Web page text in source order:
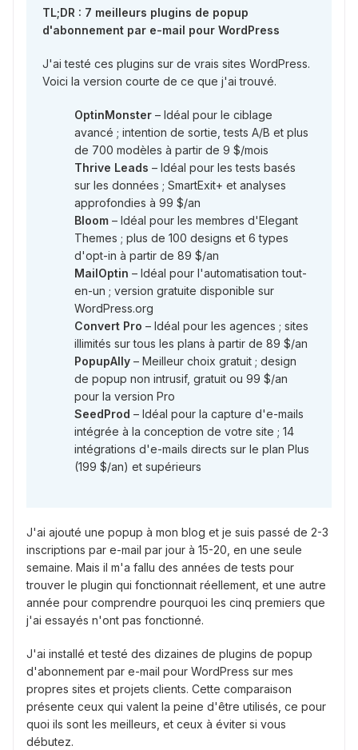
TL;DR : 7 meilleurs plugins de popup
d'abonnement par e-mail pour WordPress
J'ai testé ces plugins sur de vrais sites WordPress.
Voici la version courte de ce que j'ai trouvé.
OptinMonster – Idéal pour le ciblage
avancé ; intention de sortie, tests A/B et plus
de 700 modèles à partir de 9 $/mois
Thrive Leads – Idéal pour les tests basés
sur les données ; SmartExit+ et analyses
approfondies à 99 $/an
Bloom – Idéal pour les membres d'Elegant
Themes ; plus de 100 designs et 6 types
d'opt-in à partir de 89 $/an
MailOptin – Idéal pour l'automatisation tout-
en-un ; version gratuite disponible sur
WordPress.org
Convert Pro – Idéal pour les agences ; sites
illimités sur tous les plans à partir de 89 $/an
PopupAlly – Meilleur choix gratuit ; design
de popup non intrusif, gratuit ou 99 $/an
pour la version Pro
SeedProd – Idéal pour la capture d'e-mails
intégrée à la conception de votre site ; 14
intégrations d'e-mails directs sur le plan Plus
(199 $/an) et supérieurs
J'ai ajouté une popup à mon blog et je suis passé de 2-3
inscriptions par e-mail par jour à 15-20, en une seule
semaine. Mais il m'a fallu des années de tests pour
trouver le plugin qui fonctionnait réellement, et une autre
année pour comprendre pourquoi les cinq premiers que
j'ai essayés n'ont pas fonctionné.
J'ai installé et testé des dizaines de plugins de popup
d'abonnement par e-mail pour WordPress sur mes
propres sites et projets clients. Cette comparaison
présente ceux qui valent la peine d'être utilisés, ce pour
quoi ils sont les meilleurs, et ceux à éviter si vous
débutez.